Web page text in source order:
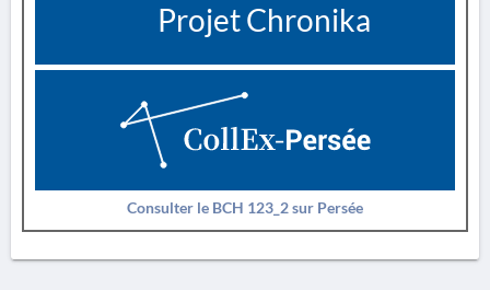
Projet Chronika
Consulter le BCH 123_2 sur Persée